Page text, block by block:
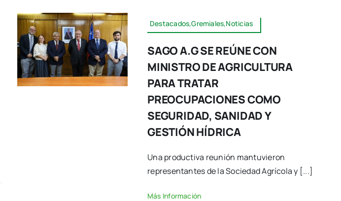
Destacados,Gremiales,Noticias
SAGO A.G SE REÚNE CON
MINISTRO DE AGRICULTURA
PARA TRATAR
PREOCUPACIONES COMO
SEGURIDAD, SANIDAD Y
GESTIÓN HÍDRICA
Una productiva reunión mantuvieron
representantes de la Sociedad Agrícola y [...]
Más Información